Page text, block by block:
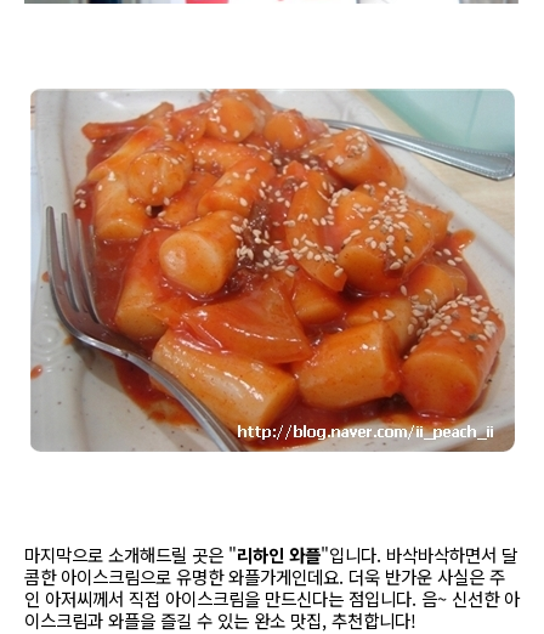
마지막으로 소개해드릴 곳은 "리하인 와플"입니다. 바삭바삭하면서 달
콤한 아이스크림으로 유명한 와플가게인데요. 더욱 반가운 사실은 주
인 아저씨께서 직접 아이스크림을 만드신다는 점입니다. 음~ 신선한 아
이스크림과 와플을 즐길 수 있는 완소 맛집, 추천합니다!